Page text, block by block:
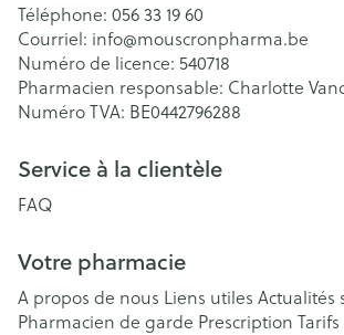
Téléphone: 056 33 19 60
Courriel: info@mouscronpharma.be
Numéro de licence: 540718
Pharmacien responsable: Charlotte
Numéro TVA: BE0442796288
Service à la clientèle
FAQ
Votre pharmacie
A propos de nous Liens utiles Actualités
Pharmacien de garde Prescription